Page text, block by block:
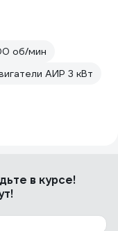
об/мин
АИР 3 кВт
в курсе!